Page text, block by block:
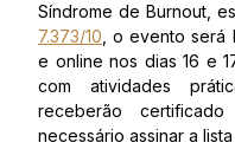
Síndrome de Burnout,
7.373/10 , o evento
e online nos dias 16 e
com atividades
receberão
necessário assinar a